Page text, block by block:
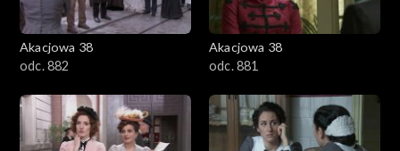
Akacjowa 38
odc. 882
Akacjowa 38
odc. 881